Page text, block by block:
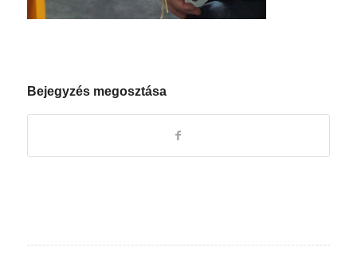
Bejegyzés megosztása